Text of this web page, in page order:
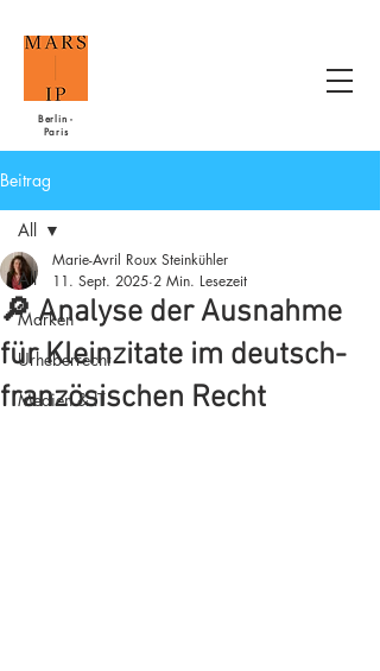
Berlin -
Paris
Beitrag
All
Marken
Urheberrecht
Medien & IT
All
🔎 Analyse der Ausnahme
für Kleinzitate im deutsch-
französischen Recht
Marie-Avril Roux Steinkühler
11. Sept. 2025 2 Min. Lesezeit